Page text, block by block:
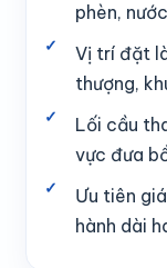
phèn,
Vị trí đặt
thượng,
Lối cầu
vực đưa
Ưu tiên
hành dài